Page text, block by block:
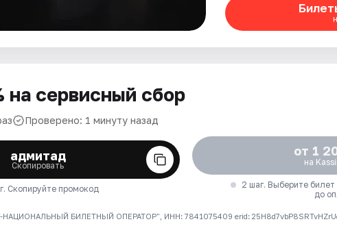
на сервисный сбор
Проверено: 1 минуту назад
адмитад
Скопировать
Скопируйте промокод
от 1
на
2 шаг. Выберите
до
БИЛЕТНЫЙ ОПЕРАТОР", ИНН: 7841075409 erid: